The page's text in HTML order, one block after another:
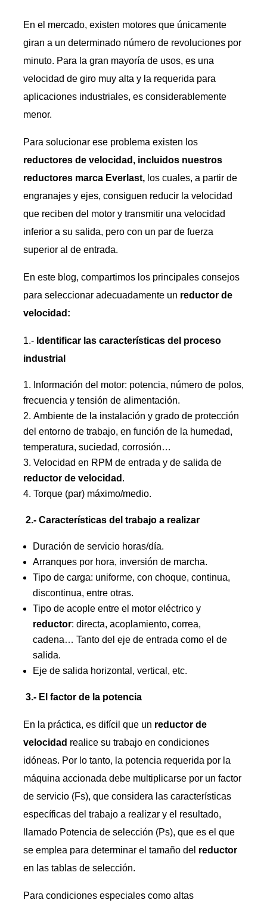
En el mercado, existen motores que únicamente
giran a un determinado número de revoluciones por
minuto. Para la gran mayoría de usos, es una
velocidad de giro muy alta y la requerida para
aplicaciones industriales, es considerablemente
menor.
Para solucionar ese problema existen los
reductores de velocidad, incluidos nuestros
reductores marca Everlast, los cuales, a partir de
engranajes y ejes, consiguen reducir la velocidad
que reciben del motor y transmitir una velocidad
inferior a su salida, pero con un par de fuerza
superior al de entrada.
En este blog, compartimos los principales consejos
para seleccionar adecuadamente un reductor de
velocidad:
1.- Identificar las características del proceso
industrial
Información del motor: potencia, número de polos,
frecuencia y tensión de alimentación.
Ambiente de la instalación y grado de protección
del entorno de trabajo, en función de la humedad,
temperatura, suciedad, corrosión…
Velocidad en RPM de entrada y de salida de
reductor de velocidad .
Torque (par) máximo/medio.
2.- Características del trabajo a realizar
Duración de servicio horas/día.
Arranques por hora, inversión de marcha.
Tipo de carga: uniforme, con choque, continua,
discontinua, entre otras.
Tipo de acople entre el motor eléctrico y
reductor: directa, acoplamiento, correa,
cadena… Tanto del eje de entrada como el de
salida.
Eje de salida horizontal, vertical, etc.
3.- El factor de la potencia
En la práctica, es difícil que un reductor de
velocidad realice su trabajo en condiciones
idóneas. Por lo tanto, la potencia requerida por la
máquina accionada debe multiplicarse por un factor
de servicio (Fs), que considera las características
específicas del trabajo a realizar y el resultado,
llamado Potencia de selección (Ps), que es el que
se emplea para determinar el tamaño del reductor
en las tablas de selección.
Para condiciones especiales como altas